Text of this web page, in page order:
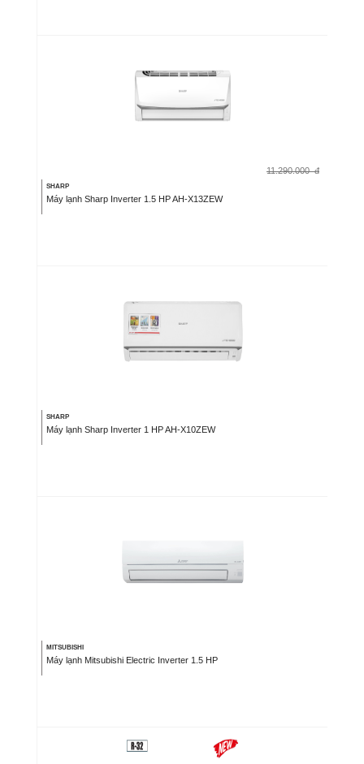
11.290.000 đ
SHARP
Máy lạnh Sharp Inverter 1.5 HP AH-X13ZEW
SHARP
Máy lạnh Sharp Inverter 1 HP AH-X10ZEW
MITSUBISHI
Máy lạnh Mitsubishi Electric Inverter 1.5 HP